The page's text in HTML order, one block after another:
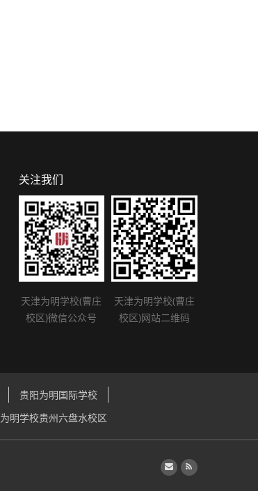
关注我们
天津为明学校(曹庄
校区)微信公众号
天津为明学校(曹庄
校区)网站二维码
贵阳为明国际学校
为明学校贵州六盘水校区